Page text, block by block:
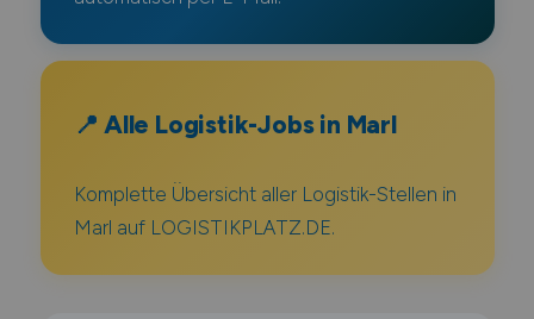
📍 Alle Logistik-Jobs in Marl
Komplette Übersicht aller Logistik-Stellen in
Marl auf LOGISTIKPLATZ.DE.